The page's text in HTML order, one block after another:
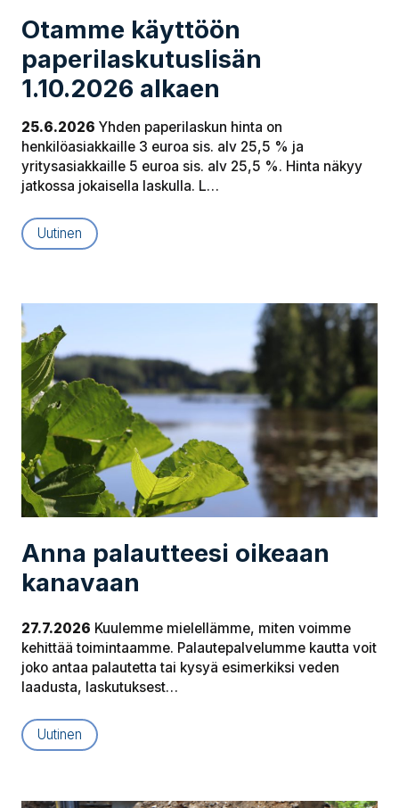
Otamme käyttöön
paperilaskutuslisän
1.10.2026 alkaen
Uutinen
25.6.2026 Yhden paperilaskun hinta on
henkilöasiakkaille 3 euroa sis. alv 25,5 % ja
yritysasiakkaille 5 euroa sis. alv 25,5 %. Hinta näkyy
jatkossa jokaisella laskulla. L…
Anna palautteesi oikeaan
kanavaan
27.7.2026 Kuulemme mielellämme, miten voimme
kehittää toimintaamme. Palautepalvelumme kautta voit
joko antaa palautetta tai kysyä esimerkiksi veden
laadusta, laskutuksest…
Uutinen